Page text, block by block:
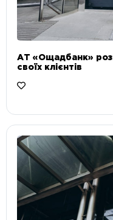
АТ «Ощадбанк»
своїх клієнтів